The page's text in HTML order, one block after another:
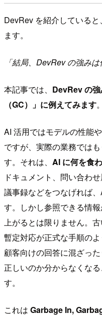
DevRev を紹介している
ます。
「結局、DevRev の強みは
本記事では、 DevRev の
（GC）」に例えてみます。
AI 活用ではモデルの性能
ですが、実際の業務では
す。それは、 AI に何を食
ドキュメント、問い合わ
議事録などをつなげれば
す。しかし参照できる情
上がるとは限りません。
暫定対応が正式な手順の
顧客向けの回答に混ざっ
正しいのか分からなくな
す。
これは Garbage In,